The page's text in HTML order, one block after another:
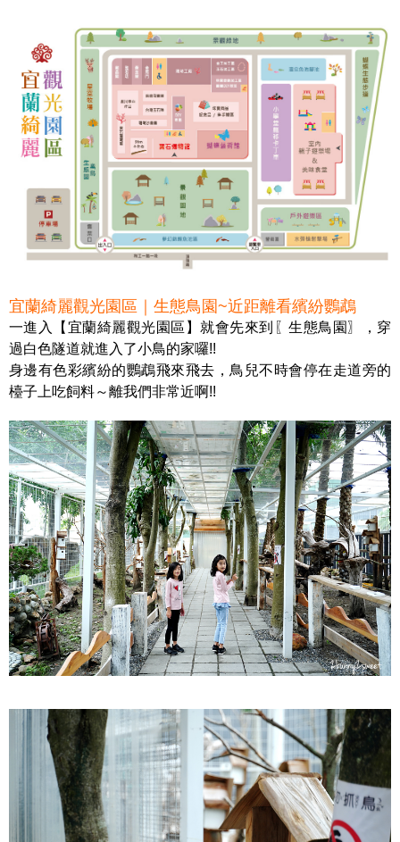
宜蘭綺麗觀光園區｜生態鳥園~近距離看繽紛鸚鵡
一進入【宜蘭綺麗觀光園區】就會先來到〖生態鳥園〗，穿
過白色隧道就進入了小鳥的家囉!!
身邊有色彩繽紛的鸚鵡飛來飛去，鳥兒不時會停在走道旁的
檯子上吃飼料～離我們非常近啊!!